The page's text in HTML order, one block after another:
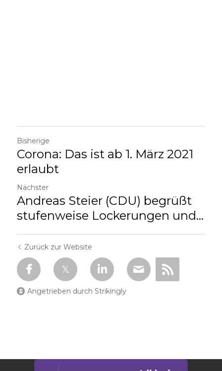
Bisherige
Corona: Das ist ab 1. März 2021
erlaubt
Nächster
Andreas Steier (CDU) begrüßt
stufenweise Lockerungen und...
Zurück zur Website
Angetrieben durch Strikingly